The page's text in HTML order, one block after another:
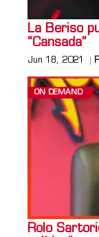
La Beriso
“Cansada”
Jun 18, 2021
ON DEMAND
Rolo